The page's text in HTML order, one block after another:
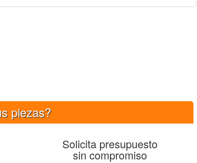
piezas?
Solicita presupuesto
sin compromiso